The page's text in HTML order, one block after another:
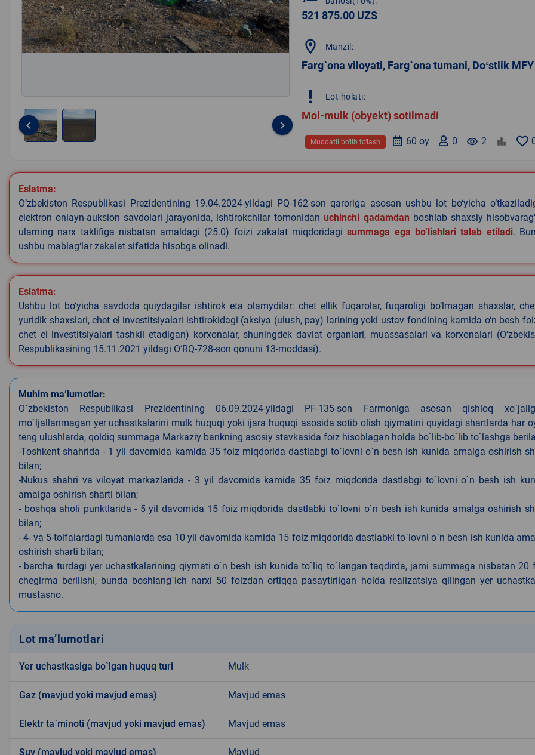
of
2
keyboard_arrow_left keyboard_arrow_right
521 875.00 UZS
location_on Manzil:
Farg`ona viloyati, Farg`ona tumani, Doʻstlik MFY
priority_high Lot holati:
Mol-mulk (obyekt) sotilmadi
remove_red_eye 2
0
60 oy
Muddatli bo‘lib to‘lash
Eslatma:
O‘zbekiston Respublikasi Prezidentining 19.04.2024-yildagi PQ-162-son qaroriga asosan ushbu lot bo‘yicha
elektron onlayn-auksion savdolari jarayonida, ishtirokchilar tomonidanuchinchi qadamdan boshlab shaxsiy
ularning narx taklifiga nisbatan amaldagi (25.0) foizi zakalat miqdoridagisummaga ega bo‘lishlari talab etiladi.
ushbu mablag‘lar zakalat sifatida hisobga olinadi.
Eslatma:
Ushbu lot bo‘yicha savdoda quiydagilar ishtirok eta olamydilar: chet ellik fuqarolar, fuqaroligi bo‘lmagan shaxslar,
yuridik shaxslari, chet el investitsiyalari ishtirokidagi (aksiya (ulush, pay) larining yoki ustav fondining kamida o‘n besh
chet el investitsiyalari tashkil etadigan) korxonalar, shuningdek davlat organlari, muassasalari va korxonalari
Respublikasining 15.11.2021 yildagi O‘RQ-728-son qonuni 13-moddasi).
Muhim ma’lumotlar:
O`zbekiston Respublikasi Prezidentining 06.09.2024-yildagi PF-135-son Farmoniga asosan qishloq
mo`ljallanmagan yer uchastkalarini mulk huquqi yoki ijara huquqi asosida sotib olish qiymatini quyidagi shartlarda har
teng ulushlarda, qoldiq summaga Markaziy bankning asosiy stavkasida foiz hisoblagan holda bo`lib-bo`lib to`lashga
-Toshkent shahrida - 1 yil davomida kamida 35 foiz miqdorida dastlabgi to`lovni o`n besh ish kunida amalga oshirish
bilan;
-Nukus shahri va viloyat markazlarida - 3 yil davomida kamida 35 foiz miqdorida dastlabgi to`lovni o`n besh ish
amalga oshirish sharti bilan;
- boshqa aholi punktlarida - 5 yil davomida 15 foiz miqdorida dastlabki to`lovni o`n besh ish kunida amalga oshirish
bilan;
- 4- va 5-toifalardagi tumanlarda esa 10 yil davomida kamida 15 foiz miqdorida dastlabki to`lovni o`n besh ish kunida
oshirish sharti bilan;
- barcha turdagi yer uchastkalarining qiymati o`n besh ish kunida to`liq to`langan taqdirda, jami summaga nisbatan 20
chegirma berilishi, bunda boshlang`ich narxi 50 foizdan ortiqqa pasaytirilgan holda realizatsiya qilingan yer
mustasno.
Lot ma’lumotlari
Yer uchastkasiga bo`lgan huquq turi Mulk
Gaz (mavjud yoki mavjud emas) Mavjud emas
Elektr ta`minoti (mavjud yoki mavjud emas) Mavjud emas
Suv (mavjud yoki mavjud emas) Mavjud